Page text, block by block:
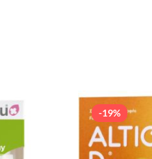
-19%